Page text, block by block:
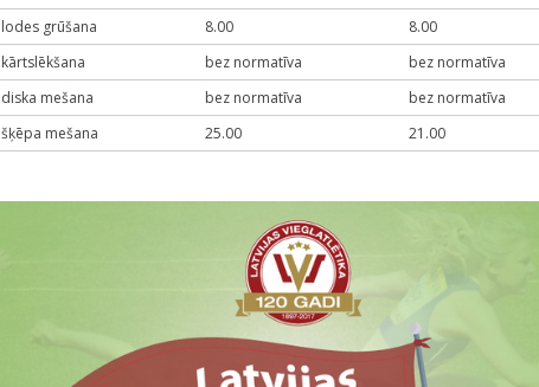
lodes grūšana
8.00
8.00
kārtslēkšana
bez normatīva
bez normatīva
diska mešana
bez normatīva
bez normatīva
šķēpa mešana
25.00 21.00